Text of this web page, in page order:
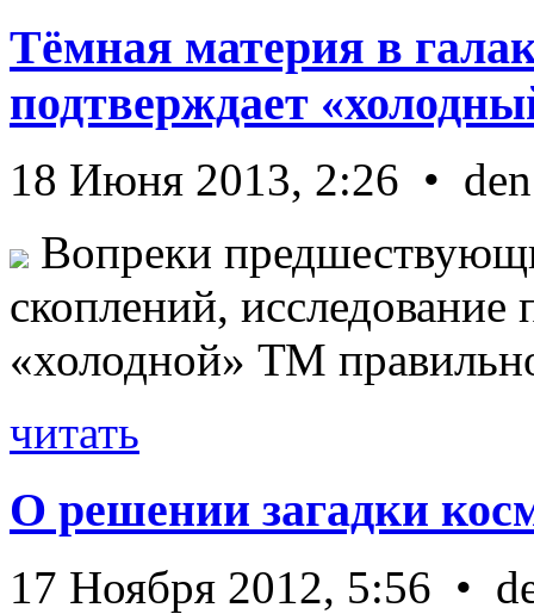
Тёмная материя в
подтверждает
18 Июня 2013, 2:26 • den
Вопреки
скоплений, исследование
«холодной» ТМ
читать
О решении загадки
17 Ноября 2012, 5:56 •